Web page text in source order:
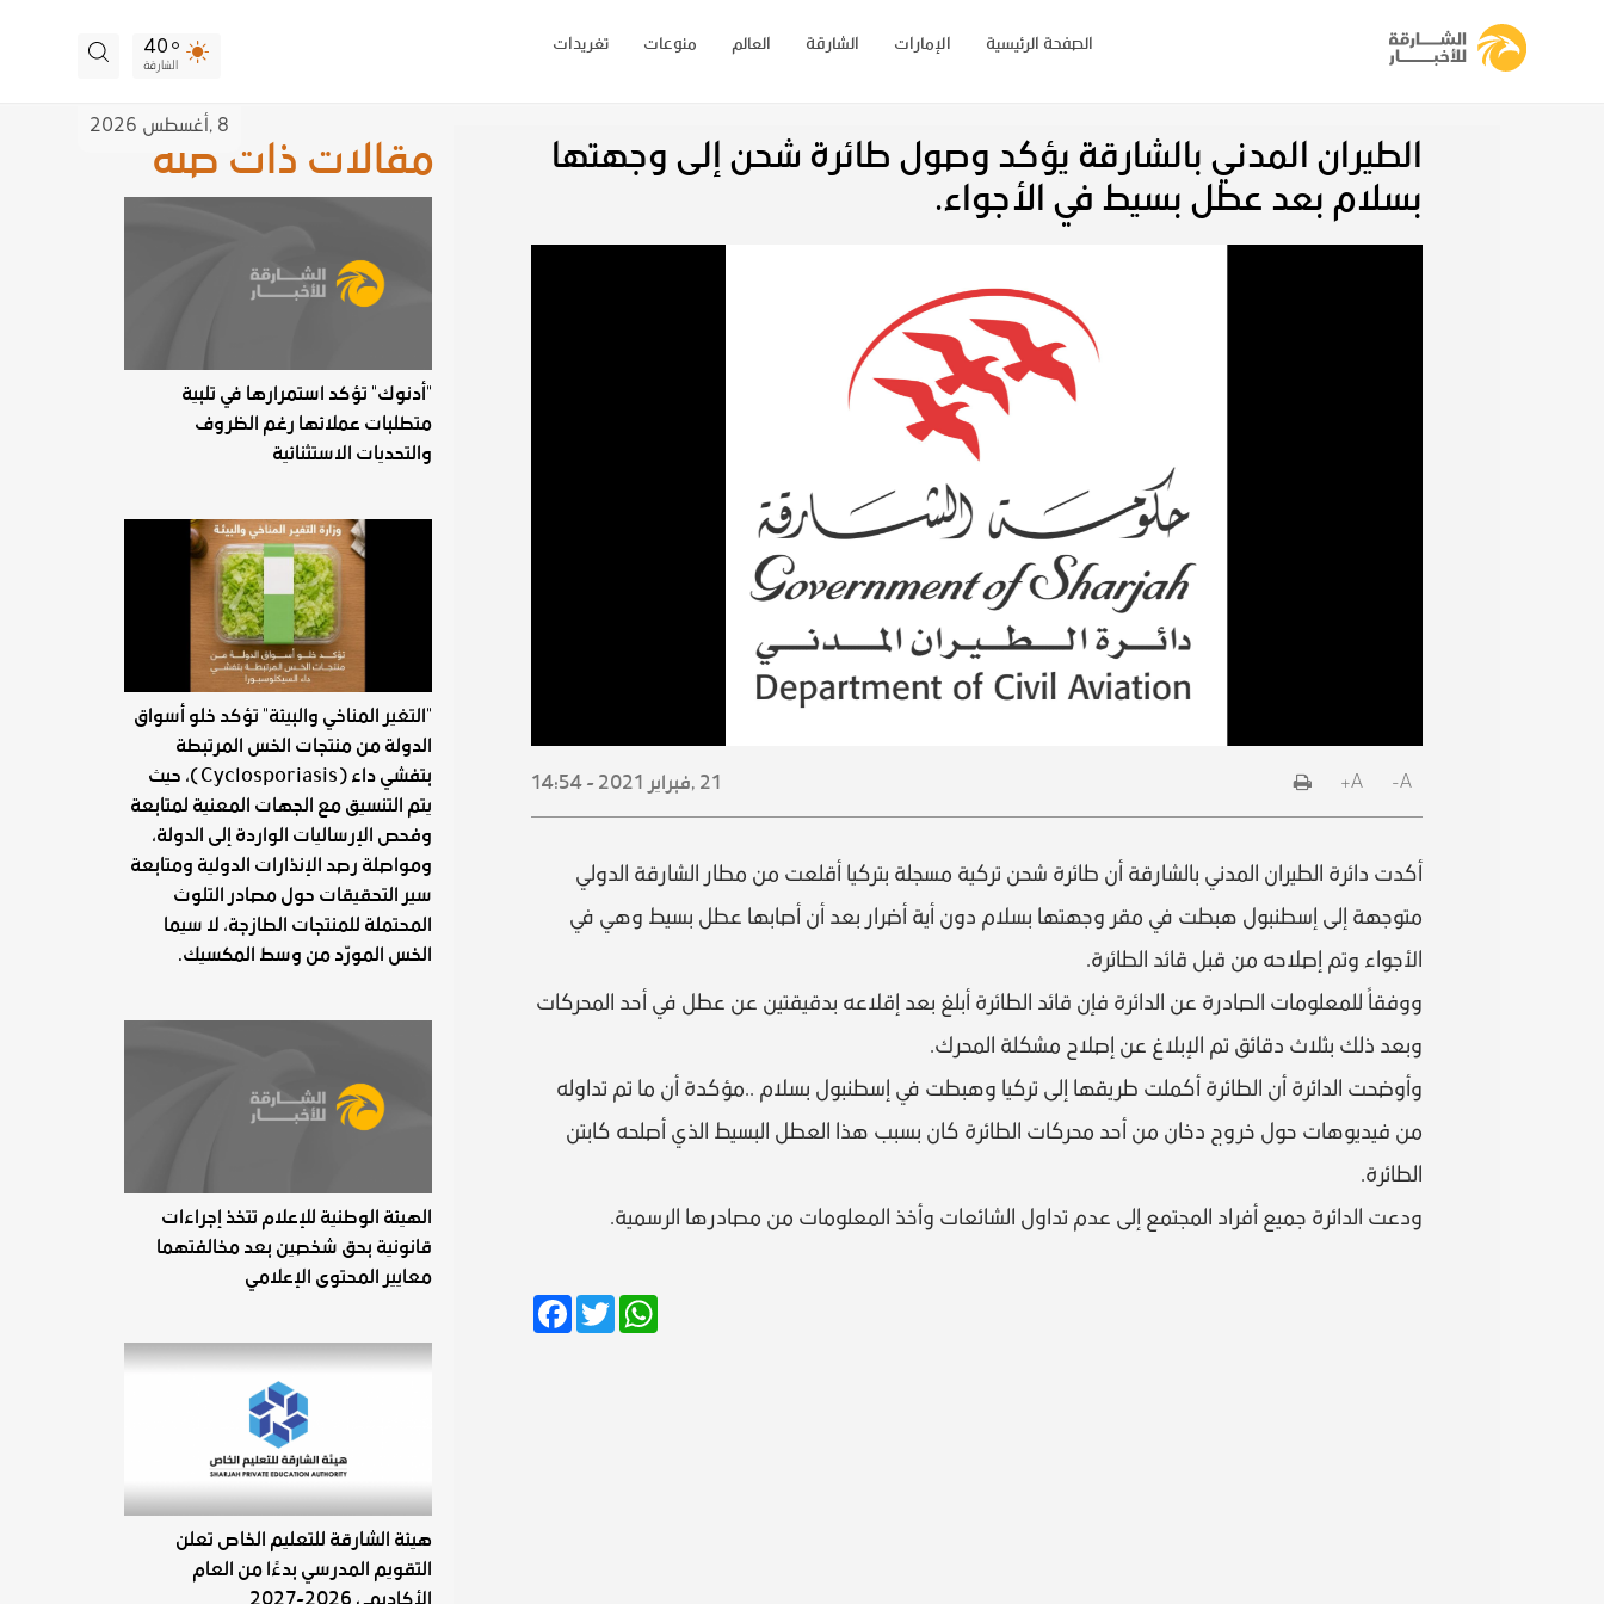
40
الشارقة
تغريدات منوعات العالم الشارقة الإمارات الصفحة الرئيسية
8 , أغسطس 2026
مقالات ذات صلة
"أدنوك" تؤكد استمرارها في تلبية
متطلبات عملائها رغم الظروف
والتحديات الاستثنائية
"التغير المناخي والبيئة" تؤكد خلو أسواق
الدولة من منتجات الخس المرتبطة
بتفشي داء (Cyclosporiasis)، حيث
يتم التنسيق مع الجهات المعنية لمتابعة
وفحص الإرساليات الواردة إلى الدولة،
ومواصلة رصد الإنذارات الدولية ومتابعة
سير التحقيقات حول مصادر التلوث
المحتملة للمنتجات الطازجة، لا سيما
الخس المورّد من وسط المكسيك.
الهيئة الوطنية للإعلام تتخذ إجراءات
قانونية بحق شخصين بعد مخالفتهما
معايير المحتوى الإعلامي
هيئة الشارقة للتعليم الخاص تعلن
التقويم المدرسي بدءًا من العام
الطيران المدني بالشارقة يؤكد وصول طائرة شحن إلى وجهتها
بسلام بعد عطل بسيط في الأجواء.
A-
A+
21 , فبراير 2021 - 14:54
أكدت دائرة الطيران المدني بالشارقة أن طائرة شحن تركية مسجلة بتركيا أقلعت من مطار الشارقة الدولي
متوجهة إلى إسطنبول هبطت في مقر وجهتها بسلام دون أية أضرار بعد أن أصابها عطل بسيط وهي في
الأجواء وتم إصلاحه من قبل قائد الطائرة.
ووفقاً للمعلومات الصادرة عن الدائرة فإن قائد الطائرة أبلغ بعد إقلاعه بدقيقتين عن عطل في أحد المحركات
وبعد ذلك بثلاث دقائق تم الإبلاغ عن إصلاح مشكلة المحرك.
وأوضحت الدائرة أن الطائرة أكملت طريقها إلى تركيا وهبطت في إسطنبول بسلام ..مؤكدة أن ما تم تداوله
من فيديوهات حول خروج دخان من أحد محركات الطائرة كان بسبب هذا العطل البسيط الذي أصلحه كابتن
الطائرة.
ودعت الدائرة جميع أفراد المجتمع إلى عدم تداول الشائعات وأخذ المعلومات من مصادرها الرسمية.
Facebook
TwitterWhatsApp